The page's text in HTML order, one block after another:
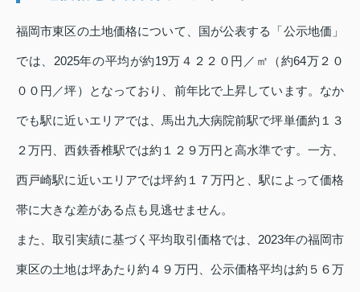
福岡市東区の土地価格について、国が公表する「公示地価」
では、2025年の平均が約19万４２２０円／㎡（約64万２０
００円／坪）となっており、前年比で上昇しています。なか
でも駅に近いエリアでは、馬出九大病院前駅で坪単価約１３
２万円、西鉄香椎駅では約１２９万円と高水準です。一方、
西戸崎駅に近いエリアでは坪約１７万円と、駅によって価格
帯に大きな差がある点も見逃せません。
また、取引実績に基づく平均取引価格では、2023年の福岡市
東区の土地は坪あたり約４９万円、公示価格平均は約５６万